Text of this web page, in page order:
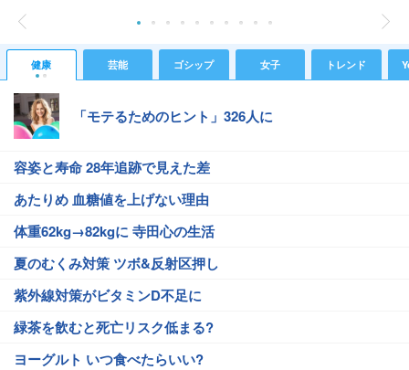
健康 芸能 ゴシップ 女子 トレンド
「モテるためのヒント」326人に
容姿と寿命 28年追跡で見えた差
あたりめ 血糖値を上げない理由
体重62kg→82kgに 寺田心の生活
夏のむくみ対策 ツボ&反射区押し
紫外線対策がビタミンD不足に
緑茶を飲むと死亡リスク低まる?
ヨーグルト いつ食べたらいい?